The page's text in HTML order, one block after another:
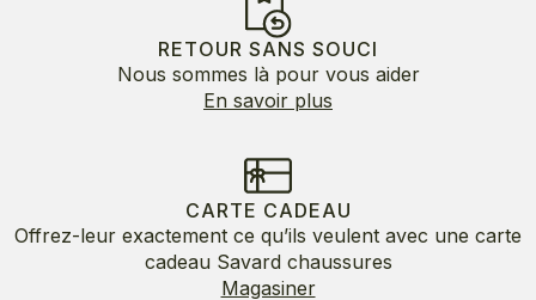
RETOUR SANS SOUCI
Nous sommes là pour vous aider
En savoir plus
CARTE CADEAU
Offrez-leur exactement ce qu’ils veulent avec une carte
cadeau Savard chaussures
Magasiner